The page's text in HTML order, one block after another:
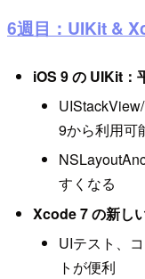
6週目：UIKit &
iOS 9 の UIKit：
9から利用可
すくなる
Xcode 7 の新し
UIテスト、
トが便利